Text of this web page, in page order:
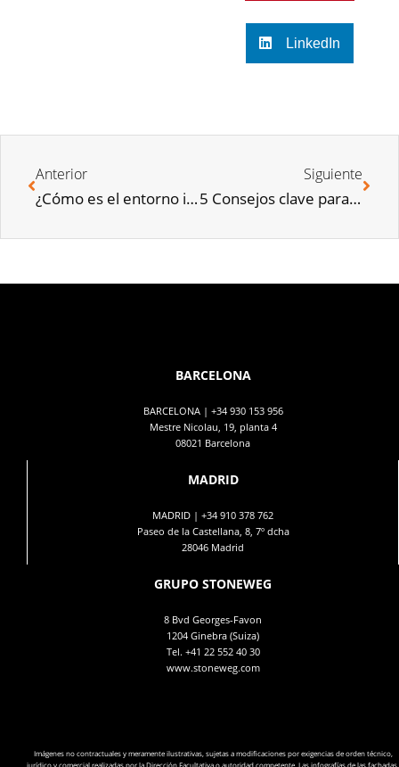
LinkedIn
Anterior
¿Cómo es el entorno ideal para hacer deporte?
Siguiente
5 Consejos clave para organizar una mudanza
BARCELONA
BARCELONA | +34 930 153 956
Mestre Nicolau, 19, planta 4
08021 Barcelona
MADRID
MADRID | +34 910 378 762
Paseo de la Castellana, 8, 7º dcha
28046 Madrid
GRUPO STONEWEG
8 Bvd Georges-Favon
1204 Ginebra (Suiza)
Tel. +41 22 552 40 30
www.stoneweg.com
Imágenes no contractuales y meramente ilustrativas, sujetas a modificaciones por exigencias de orden técnico,
jurídico y comercial realizadas por la Dirección Facultativa o autoridad competente. Las infografías de las fachadas,